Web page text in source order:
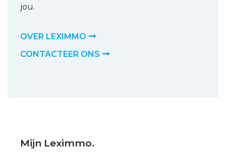
jou.
OVER LEXIMMO
CONTACTEER ONS
Mijn Leximmo.